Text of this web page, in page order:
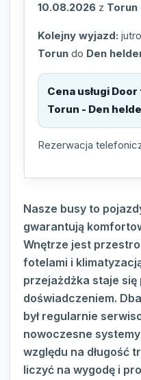
10.08.2026 z Torun
Kolejny wyjazd:
Torun do Den
Cena usługi
Torun - Den
Rezerwacja
Nasze busy to
gwarantują
Wnętrze jest
fotelami i
przejażdżka staje się
doświadczeniem.
był regularnie
nowoczesne
względu na długość
liczyć na wygodę i